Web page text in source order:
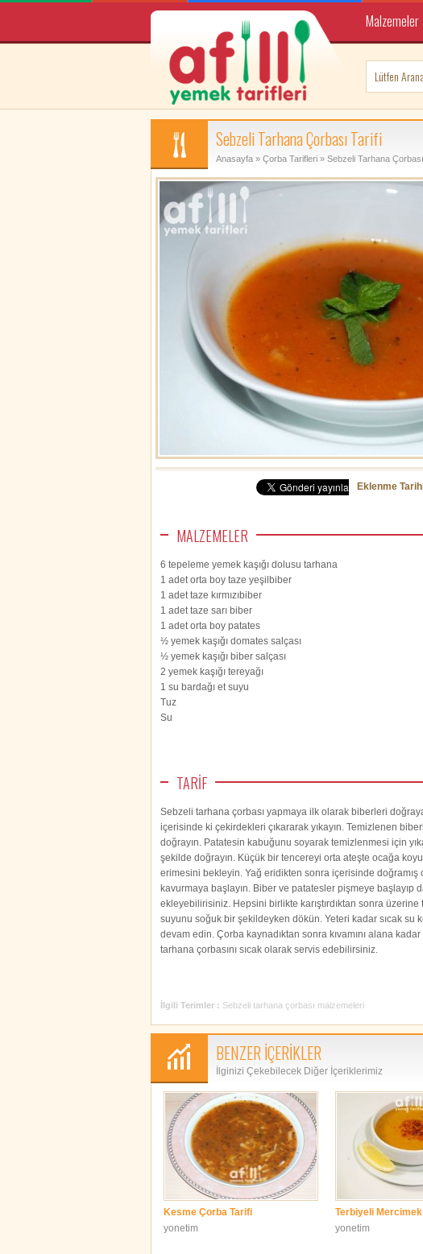
Malzemeler
Sebzeli Tarhana Çorbası Tarifi
Anasayfa » Çorba Tarifleri » Sebzeli Tarhana
Eklenme
MALZEMELER
6 tepeleme yemek kaşığı dolusu tarhana
1 adet orta boy taze yeşilbiber
1 adet taze kırmızıbiber
1 adet taze sarı biber
1 adet orta boy patates
½ yemek kaşığı domates salçası
½ yemek kaşığı biber salçası
2 yemek kaşığı tereyağı
1 su bardağı et suyu
Tuz
Su
TARİF
Sebzeli tarhana çorbası yapmaya ilk olarak biberleri
içerisinde ki çekirdekleri çıkararak yıkayın. Temizlenen
doğrayın. Patatesin kabuğunu soyarak temizlenmesi için
şekilde doğrayın. Küçük bir tencereyi orta ateşte ocağa
erimesini bekleyin. Yağ eridikten sonra içerisinde
kavurmaya başlayın. Biber ve patatesler pişmeye başlayıp
ekleyebilirisiniz. Hepsini birlikte karıştırdıktan sonra
suyunu soğuk bir şekildeyken dökün. Yeteri kadar sıcak su
devam edin. Çorba kaynadıktan sonra kıvamını alana
tarhana çorbasını sıcak olarak servis edebilirsiniz.
İlgili Terimler : Sebzeli tarhana çorbası malzemeleri
BENZER İÇERİKLER
İlginizi Çekebilecek Diğer İçeriklerimiz
Kesme Çorba Tarifi
yonetim
Terbiyeli Mercimek
yonetim